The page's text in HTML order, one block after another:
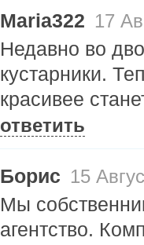
Maria322 17
Недавно во
кустарники.
красивее
ответить
Борис 15
Мы
агентство.